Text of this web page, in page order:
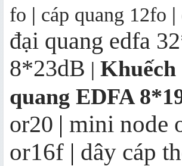
fo | cáp quang 12fo |
đại quang edfa
8*23dB | Khuếch
quang EDFA
or20 | mini node
or16f | dây cáp